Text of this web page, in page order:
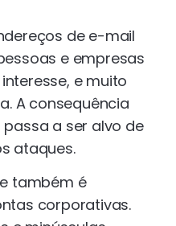
de e-mail
e empresas
e muito
A consequência
a ser alvo de
ataques.
também é
corporativas.